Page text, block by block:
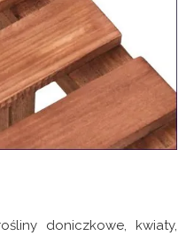
doniczkowe, kwiaty,